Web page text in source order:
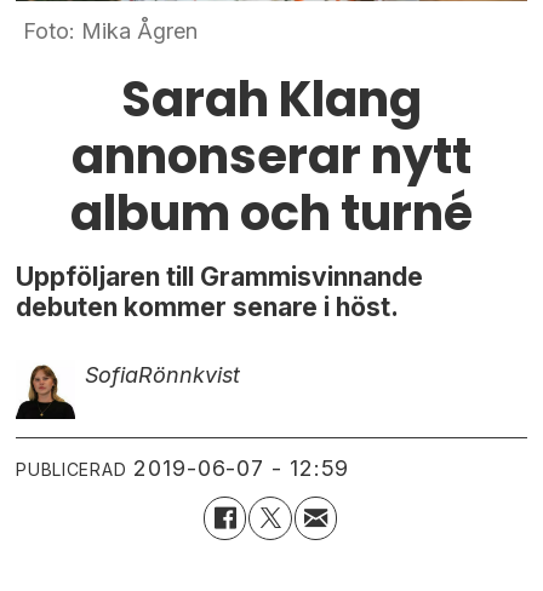
Foto: Mika Ågren
Sarah Klang
annonserar nytt
album och turné
Uppföljaren till Grammisvinnande
debuten kommer senare i höst.
SofiaRönnkvist
PUBLICERAD 2019-06-07 - 12:59